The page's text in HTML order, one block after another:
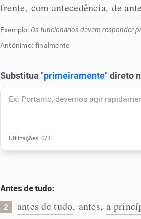
frente, com antecedência, de
Exemplo: Os funcionários devem responder
Antônimo: finalmente
Antes de tudo:
2 antes de tudo, antes, a